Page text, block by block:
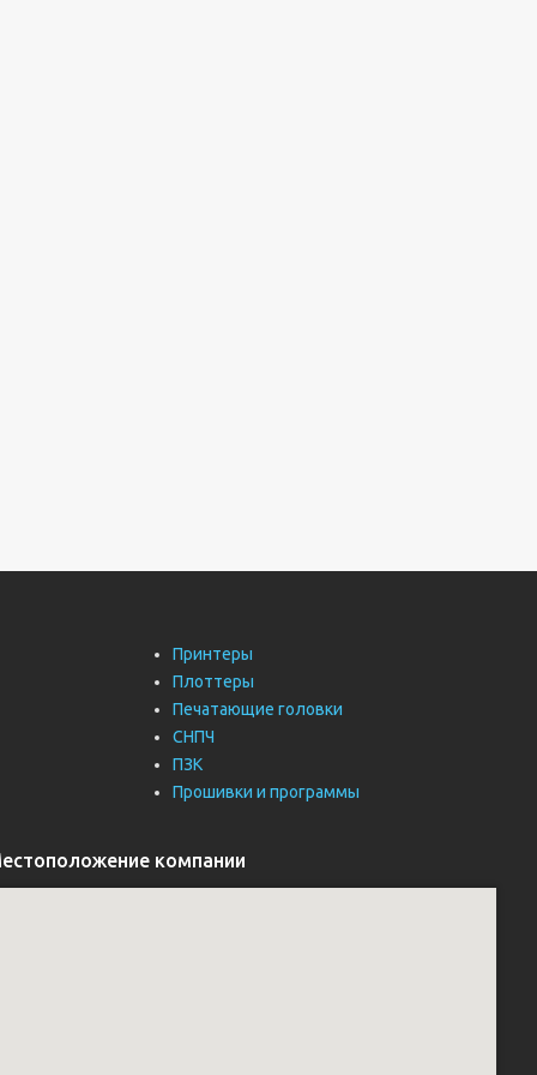
Принтеры
Плоттеры
Печатающие головки
СНПЧ
ПЗК
Прошивки и программы
компании